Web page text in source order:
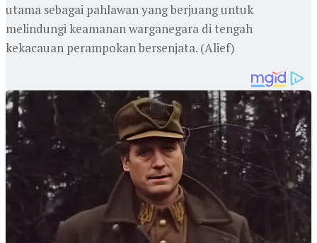
utama sebagai pahlawan yang berjuang untuk
melindungi keamanan warganegara di tengah
kekacauan perampokan bersenjata. (Alief)